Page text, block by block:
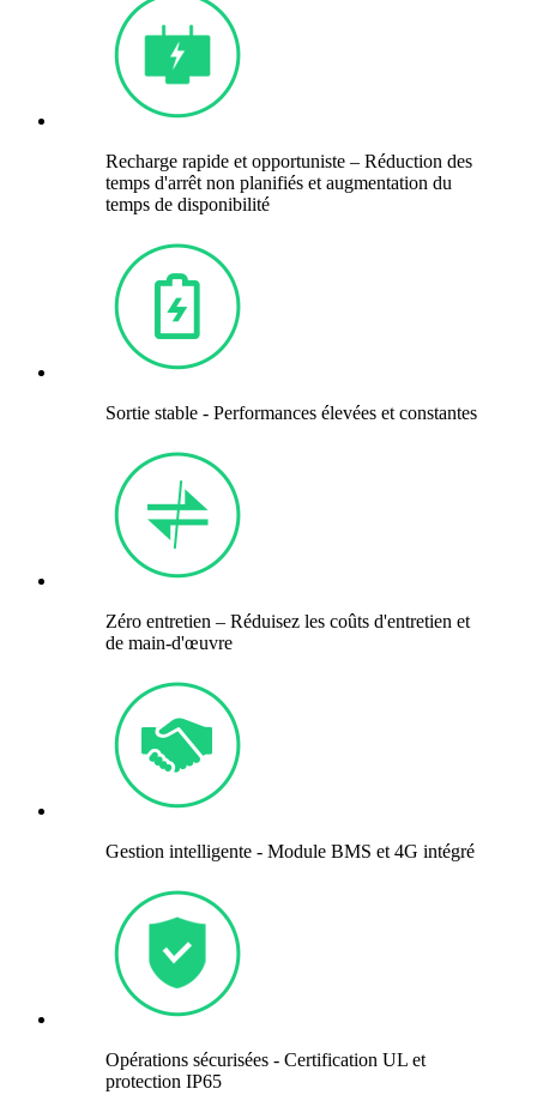
Recharge rapide et opportuniste – Réduction des
temps d'arrêt non planifiés et augmentation du
temps de disponibilité
Sortie stable - Performances élevées et constantes
Zéro entretien – Réduisez les coûts d'entretien et
de main-d'œuvre
Gestion intelligente - Module BMS et 4G intégré
Opérations sécurisées - Certification UL et
protection IP65